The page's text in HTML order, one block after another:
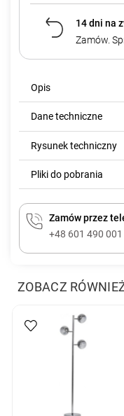
14 dni na
Zamów.
Opis
Dane techniczne
Rysunek techniczny
Pliki do pobrania
Zamów przez
+48 601 490 001
ZOBACZ